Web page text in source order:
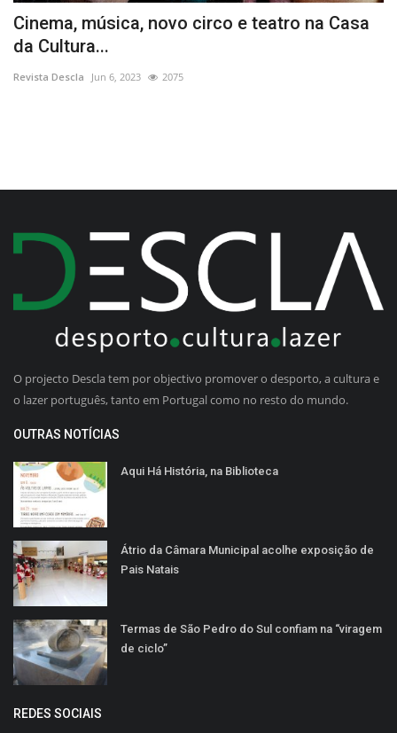
Cinema, música, novo circo e teatro na Casa
da Cultura...
Revista Descla Jun 6, 2023 2075
O projecto Descla tem por objectivo promover o desporto, a cultura e
o lazer português, tanto em Portugal como no resto do mundo.
OUTRAS NOTÍCIAS
Aqui Há História, na Biblioteca
Átrio da Câmara Municipal acolhe exposição de
Pais Natais
Termas de São Pedro do Sul confiam na “viragem
de ciclo”
REDES SOCIAIS